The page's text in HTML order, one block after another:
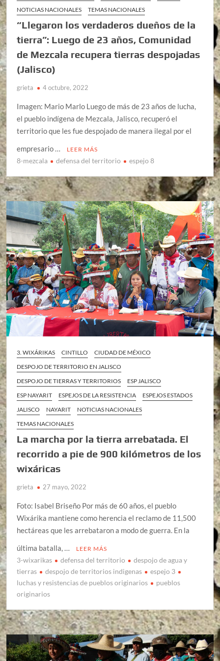
NOTICIAS NACIONALES
TEMAS NACIONALES
“Llegaron los verdaderos dueños de la
tierra”: Luego de 23 años, Comunidad
de Mezcala recupera tierras despojadas
(Jalisco)
grieta 4 octubre, 2022
Imagen: Mario Marlo Luego de más de 23 años de lucha,
el pueblo indígena de Mezcala, Jalisco, recuperó el
territorio que les fue despojado de manera ilegal por el
empresario …
LEER MÁS
8-mezcala defensa del territorio espejo 8
3. WIXÁRIKAS CINTILLO
CIUDAD DE MÉXICO
DESPOJO DE TERRITORIO EN JALISCO
DESPOJO DE TIERRAS Y TERRITORIOS
ESP JALISCO
ESP NAYARIT
ESPEJOS DE LA RESISTENCIA
ESPEJOS ESTADOS
JALISCO
NAYARIT
NOTICIAS NACIONALES
TEMAS NACIONALES
La marcha por la tierra arrebatada. El
recorrido a pie de 900 kilómetros de los
wixáricas
grieta 27 mayo, 2022
Foto: Isabel Briseño Por más de 60 años, el pueblo
Wixárika mantiene como herencia el reclamo de 11,500
hectáreas que les arrebataron a modo de guerra. En la
última batalla, …
LEER MÁS
3-wixarikas defensa del territorio
despojo de agua y
tierras
despojo de territorios indigenas
espejo 3
luchas y resistencias de pueblos originarios
pueblos
originarios